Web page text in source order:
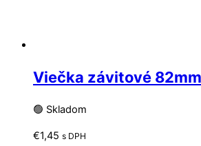
Viečka závitové
🟢 Skladom
€1,45 s DPH